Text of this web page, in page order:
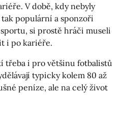
V době, kdy nebyly
populární a sponzoři
si prostě hráči museli
i po kariéře.
třeba i pro většinu fotbalistů
typicky kolem 80 až
peníze, ale na celý život